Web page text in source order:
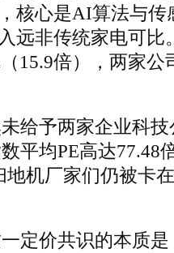
核心是AI算法与传
远非传统家电可比
15.9倍），两家公
未给予两家企业科
平均PE高达77.48
机厂家们仍被卡
定价共识的本质